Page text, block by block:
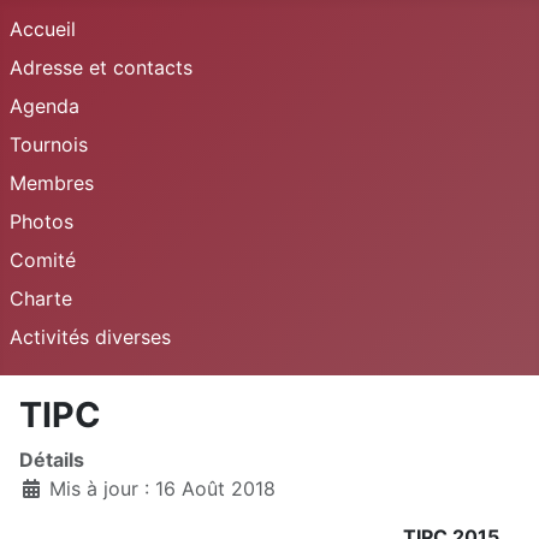
Accueil
Adresse et contacts
Agenda
Tournois
Membres
Photos
Comité
Charte
Activités diverses
TIPC
Détails
Mis à jour : 16 Août 2018